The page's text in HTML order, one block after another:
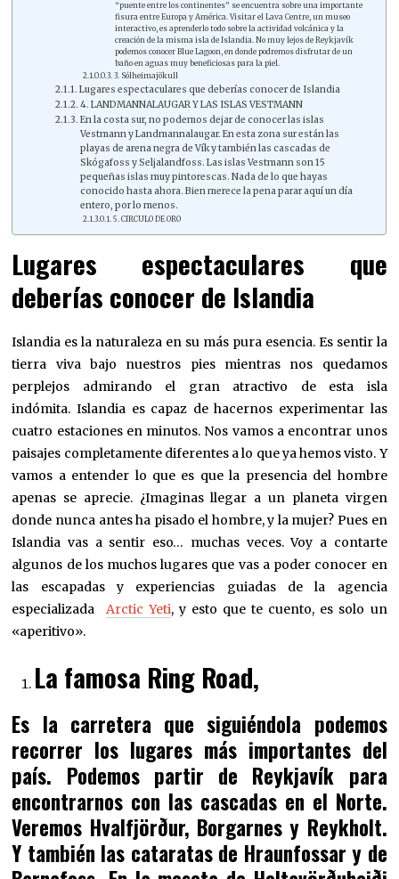
“puente entre los continentes” se encuentra sobre una importante
fisura entre Europa y América. Visitar el Lava Centre, un museo
interactivo, es aprenderlo todo sobre la actividad volcánica y la
creación de la misma isla de Islandia. No muy lejos de Reykjavík
podemos conocer Blue Lagoon, en donde podremos disfrutar de un
baño en aguas muy beneficiosas para la piel.
3. Sólheimajökull
Lugares espectaculares que deberías conocer de Islandia
4. LANDMANNALAUGAR Y LAS ISLAS VESTMANN
En la costa sur, no podemos dejar de conocer las islas
Vestmann y Landmannalaugar. En esta zona sur están las
playas de arena negra de Vík y también las cascadas de
Skógafoss y Seljalandfoss. Las islas Vestmann son 15
pequeñas islas muy pintorescas. Nada de lo que hayas
conocido hasta ahora. Bien merece la pena parar aquí un día
entero, por lo menos.
5. CIRCULO DE ORO
Lugares espectaculares que
deberías conocer de Islandia
Islandia es la naturaleza en su más pura esencia. Es sentir la
tierra viva bajo nuestros pies mientras nos quedamos
perplejos admirando el gran atractivo de esta isla
indómita. Islandia es capaz de hacernos experimentar las
cuatro estaciones en minutos. Nos vamos a encontrar unos
paisajes completamente diferentes a lo que ya hemos visto. Y
vamos a entender lo que es que la presencia del hombre
apenas se aprecie. ¿Imaginas llegar a un planeta virgen
donde nunca antes ha pisado el hombre, y la mujer? Pues en
Islandia vas a sentir eso… muchas veces. Voy a contarte
algunos de los muchos lugares que vas a poder conocer en
las escapadas y experiencias guiadas de la agencia
especializada Arctic Yeti, y esto que te cuento, es solo un
«aperitivo».
La famosa Ring Road,
Es la carretera que siguiéndola podemos
recorrer los lugares más importantes del
país. Podemos partir de Reykjavík para
encontrarnos con las cascadas en el Norte.
Veremos Hvalfjörður, Borgarnes y Reykholt.
Y también las cataratas de Hraunfossar y de